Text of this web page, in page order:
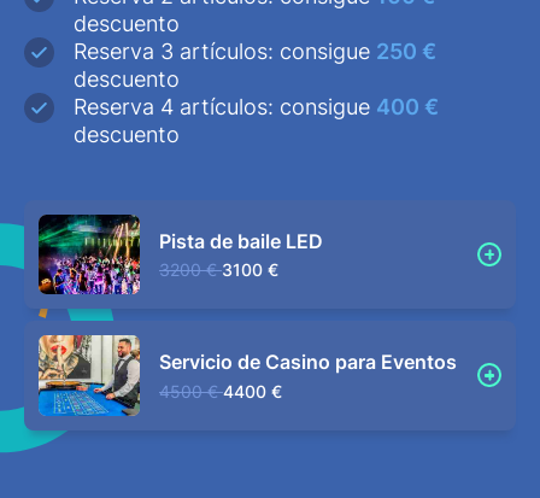
descuento
Reserva 3 artículos: consigue 250 €
descuento
Reserva 4 artículos: consigue 400 €
descuento
Pista de baile LED
3200 € 3100 €
Servicio de Casino para Eventos
4500 € 4400 €